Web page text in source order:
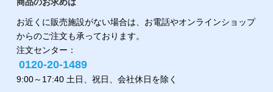
お近くに販売施設がない場合は、お電話やオンラインショップ
からのご注文も承っております。
注文センター：
0120-20-1489
9:00～17:40 土日、祝日、会社休日を除く